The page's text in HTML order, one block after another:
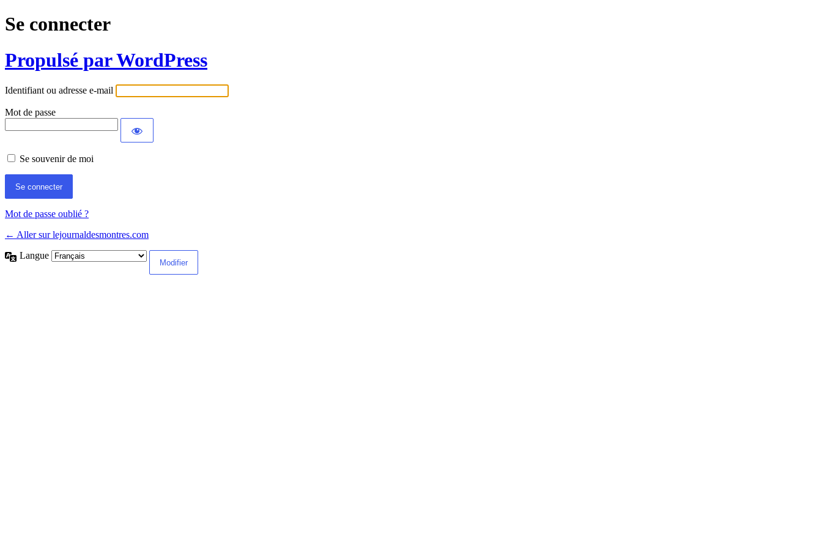
Se connecter
Propulsé par WordPress
Identifiant ou adresse e-mail
Mot de passe
Se souvenir de moi
Mot de passe oublié ?
← Aller sur lejournaldesmontres.com
Langue